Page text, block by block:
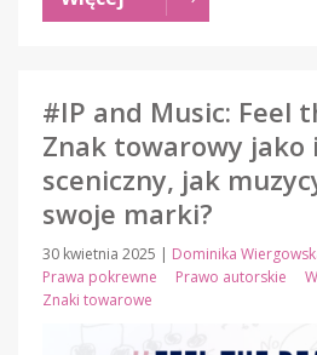
#IP and Music: Feel
Znak towarowy
sceniczny, jak
swoje marki?
30 kwietnia 2025
Dominika
Prawa pokrewne
Prawo autorskie
Znaki towarowe